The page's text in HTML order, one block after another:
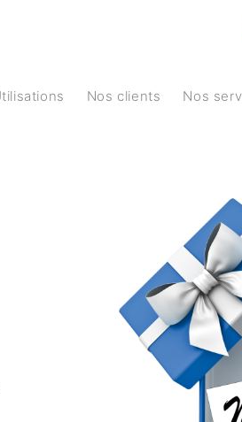
Utilisations Nos clients Nos